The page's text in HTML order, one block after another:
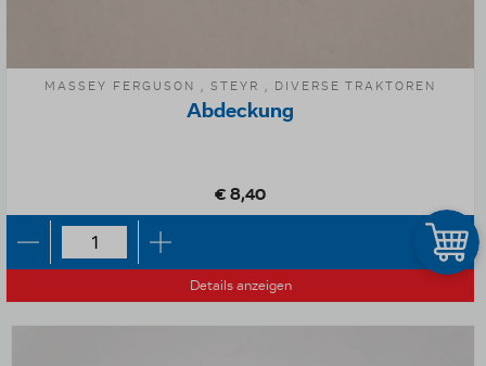
MASSEY FERGUSON , STEYR , DIVERSE TRAKTOREN
Abdeckung
€ 8,40
Details anzeigen